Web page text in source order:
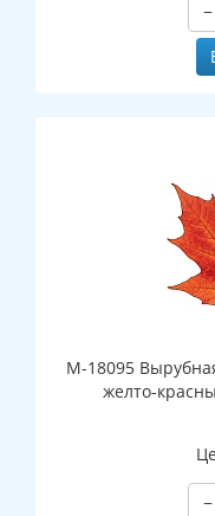
−
М-18095
желто-
−